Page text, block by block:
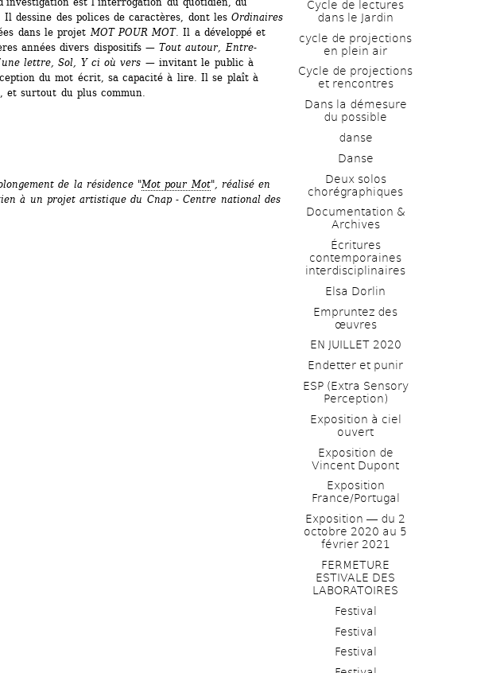
Il dessine des polices de caractères, dont les Ordinaires
dans le projet MOT POUR MOT. Il a développé et
années divers dispositifs — Tout autour, Entre-
lettre, Sol, Y ci où vers — invitant le public à
du mot écrit, sa capacité à lire. Il se plaît à
et surtout du plus commun.
de la résidence "Mot pour Mot", réalisé en
à un projet artistique du Cnap - Centre national des
Cycle de lectures
dans le Jardin
cycle de projections
en plein air
Cycle de projections
et rencontres
Dans la démesure
du possible
danse
Danse
Deux solos
chorégraphiques
Documentation &
Archives
Écritures
contemporaines
interdisciplinaires
Elsa Dorlin
Empruntez des
œuvres
EN JUILLET 2020
Endetter et punir
ESP (Extra Sensory
Perception)
Exposition à ciel
ouvert
Exposition de
Vincent Dupont
Exposition
France/Portugal
Exposition ― du 2
octobre 2020 au 5
février 2021
FERMETURE
ESTIVALE DES
LABORATOIRES
Festival
Festival
Festival